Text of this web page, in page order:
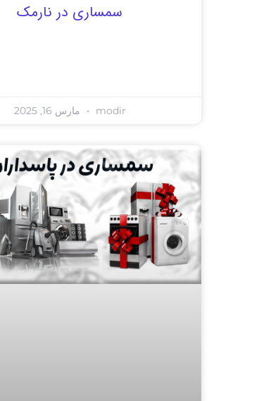
سمساری در نارمک
modir مارس 16, 2025